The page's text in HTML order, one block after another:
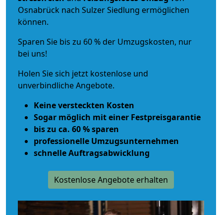
Osnabrück nach Sulzer Siedlung ermöglichen
können.
Sparen Sie bis zu 60 % der Umzugskosten, nur
bei uns!
Holen Sie sich jetzt kostenlose und
unverbindliche Angebote.
Keine versteckten Kosten
Sogar möglich mit einer Festpreisgarantie
bis zu ca. 60 % sparen
professionelle Umzugsunternehmen
schnelle Auftragsabwicklung
Kostenlose Angebote erhalten